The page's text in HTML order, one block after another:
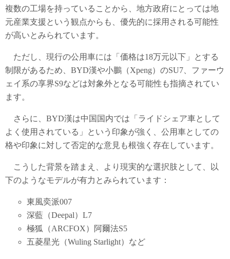
複数の工場を持っていることから、地方政府にとっては地
元産業支援という観点からも、優先的に採用される可能性
が高いとみられています。
ただし、現行の公用車には「価格は18万元以下」とする
制限があるため、BYD漢や小鵬（Xpeng）のSU7、ファーウ
ェイ系の享界S9などは対象外となる可能性も指摘されてい
ます。
さらに、BYD漢は中国国内では「ライドシェア車として
よく使用されている」という印象が強く、公用車としての
格や印象に対して否定的な意見も根強く存在しています。
こうした背景を踏まえ、より現実的な選択肢として、以
下のようなモデルが有力とみられています：
東風奕派007
深藍（Deepal）L7
極狐（ARCFOX）阿爾法S5
五菱星光（Wuling Starlight）など